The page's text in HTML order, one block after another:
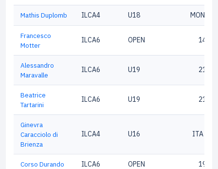
Mathis Duplomb ILCA4 U18 MON
Francesco
Motter
ILCA6 OPEN
Alessandro
Maravalle
ILCA6 U19
Beatrice
Tartarini
ILCA6 U19
Ginevra
Caracciolo di
Brienza
ILCA4 U16 ITA
Corso Durando ILCA6 OPEN